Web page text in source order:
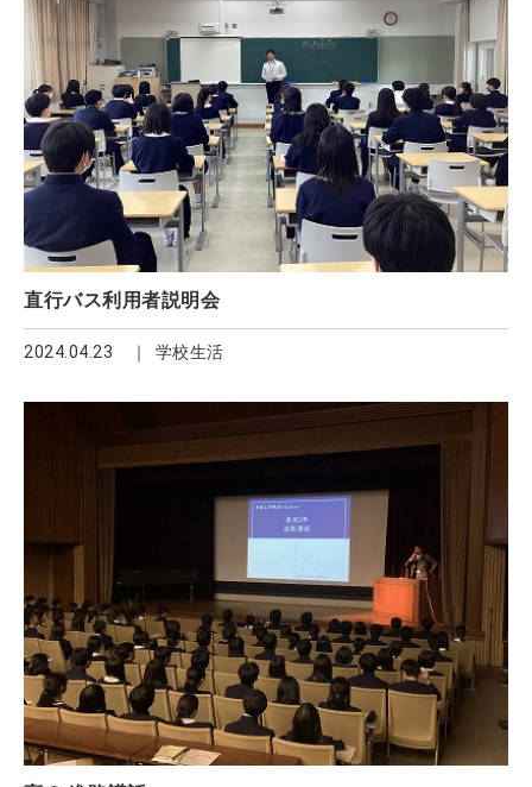
直行バス利用者説明会
2024.04.23 学校生活